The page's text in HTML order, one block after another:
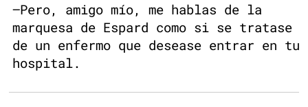
—Pero, amigo mío, me hablas de la
marquesa de Espard como si se tratase
de un enfermo que desease entrar en tu
hospital.